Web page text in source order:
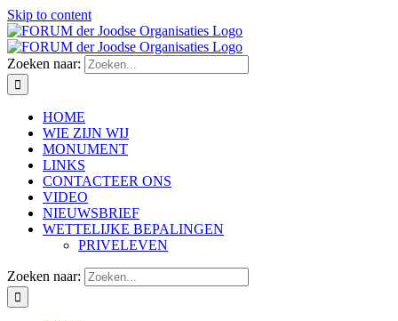
Skip to content
Zoeken naar:
HOME
WIE ZIJN WIJ
MONUMENT
LINKS
CONTACTEER ONS
VIDEO
NIEUWSBRIEF
WETTELIJKE BEPALINGEN
PRIVELEVEN
Zoeken naar: